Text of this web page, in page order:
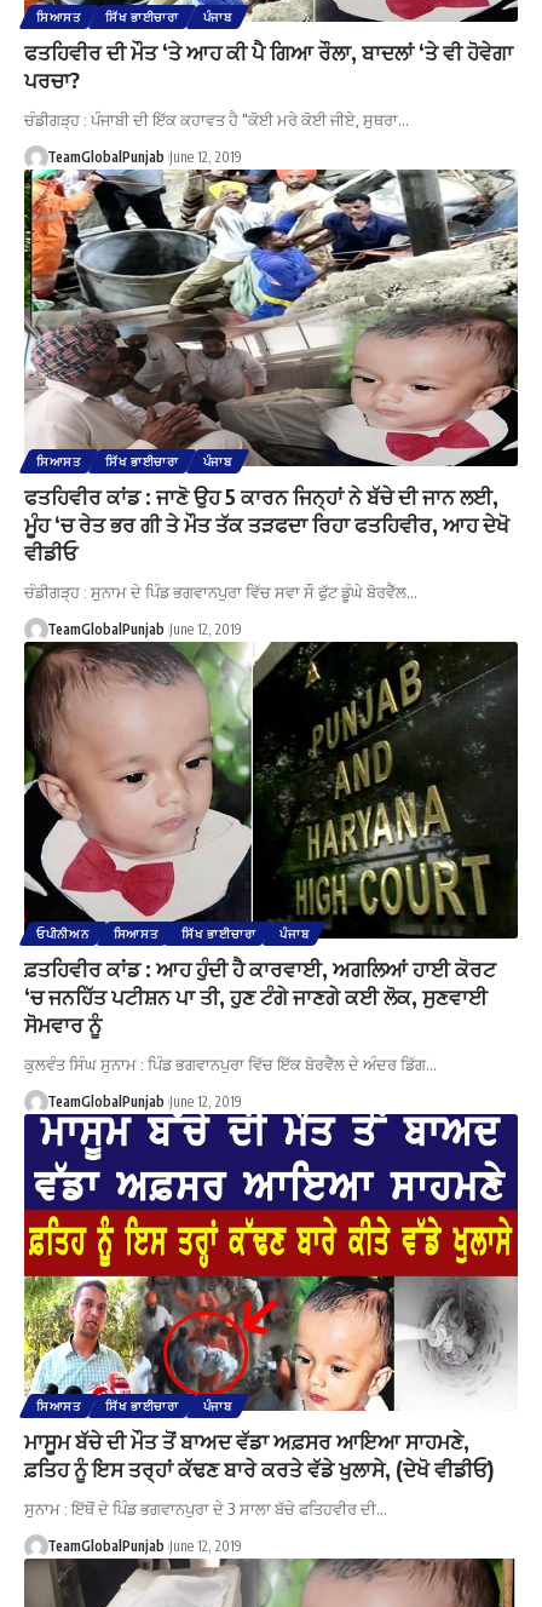
ਸਿਆਸਤ ਸਿੱਖ ਭਾਈਚਾਰਾ ਪੰਜਾਬ
ਫਤਹਿਵੀਰ ਦੀ ਮੌਤ ‘ਤੇ ਆਹ ਕੀ ਪੈ ਗਿਆ ਰੌਲਾ, ਬਾਦਲਾਂ ‘ਤੇ ਵੀ ਹੋਵੇਗਾ
ਪਰਚਾ?
ਚੰਡੀਗੜ੍ਹ : ਪੰਜਾਬੀ ਦੀ ਇੱਕ ਕਹਾਵਤ ਹੈ "ਕੋਈ ਮਰੇ ਕੋਈ ਜੀਏ, ਸੁਥਰਾ…
TeamGlobalPunjab June 12, 2019
ਸਿਆਸਤ ਸਿੱਖ ਭਾਈਚਾਰਾ ਪੰਜਾਬ
ਫਤਹਿਵੀਰ ਕਾਂਡ : ਜਾਣੋ ਉਹ 5 ਕਾਰਨ ਜਿਨ੍ਹਾਂ ਨੇ ਬੱਚੇ ਦੀ ਜਾਨ ਲਈ,
ਮੂੰਹ ‘ਚ ਰੇਤ ਭਰ ਗੀ ਤੇ ਮੌਤ ਤੱਕ ਤੜਫਦਾ ਰਿਹਾ ਫਤਹਿਵੀਰ, ਆਹ ਦੇਖੋ
ਵੀਡੀਓ
ਚੰਡੀਗੜ੍ਹ : ਸੁਨਾਮ ਦੇ ਪਿੰਡ ਭਗਵਾਨਪੁਰਾ ਵਿੱਚ ਸਵਾ ਸੌ ਫੁੱਟ ਡੂੰਘੇ ਬੋਰਵੈੱਲ…
TeamGlobalPunjab June 12, 2019
ਓਪੀਨੀਅਨ ਸਿਆਸਤ ਸਿੱਖ ਭਾਈਚਾਰਾ ਪੰਜਾਬ
ਫ਼ਤਹਿਵੀਰ ਕਾਂਡ : ਆਹ ਹੁੰਦੀ ਹੈ ਕਾਰਵਾਈ, ਅਗਲਿਆਂ ਹਾਈ ਕੋਰਟ
‘ਚ ਜਨਹਿੱਤ ਪਟੀਸ਼ਨ ਪਾ ਤੀ, ਹੁਣ ਟੰਗੇ ਜਾਣਗੇ ਕਈ ਲੋਕ, ਸੁਣਵਾਈ
ਸੋਮਵਾਰ ਨੂੰ
ਕੁਲਵੰਤ ਸਿੰਘ ਸੁਨਾਮ : ਪਿੰਡ ਭਗਵਾਨਪੁਰਾ ਵਿੱਚ ਇੱਕ ਬੋਰਵੈੱਲ ਦੇ ਅੰਦਰ ਡਿੱਗ…
TeamGlobalPunjab June 12, 2019
ਸਿਆਸਤ ਸਿੱਖ ਭਾਈਚਾਰਾ ਪੰਜਾਬ
ਮਾਸੂਮ ਬੱਚੇ ਦੀ ਮੌਤ ਤੋਂ ਬਾਅਦ ਵੱਡਾ ਅਫ਼ਸਰ ਆਇਆ ਸਾਹਮਣੇ,
ਫ਼ਤਿਹ ਨੂੰ ਇਸ ਤਰ੍ਹਾਂ ਕੱਢਣ ਬਾਰੇ ਕਰਤੇ ਵੱਡੇ ਖੁਲਾਸੇ, (ਦੇਖੋ ਵੀਡੀਓ)
ਸੁਨਾਮ : ਇੱਥੋਂ ਦੇ ਪਿੰਡ ਭਗਵਾਨਪੁਰਾ ਦੇ 3 ਸਾਲਾ ਬੱਚੇ ਫਤਿਹਵੀਰ ਦੀ…
TeamGlobalPunjab June 12, 2019